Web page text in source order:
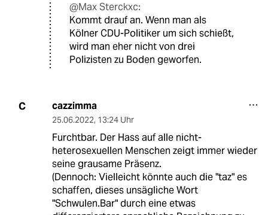
@Max Sterckxc:
Kommt drauf an. Wenn man als
Kölner CDU-Politiker um sich schießt,
wird man eher nicht von drei
Polizisten zu Boden geworfen.
C cazzimma
25.06.2022, 13:24 Uhr
Furchtbar. Der Hass auf alle nicht-
heterosexuellen Menschen zeigt immer wieder
seine grausame Präsenz.
(Dennoch: Vielleicht könnte auch die "taz" es
schaffen, dieses unsägliche Wort
"Schwulen.Bar" durch eine etwas